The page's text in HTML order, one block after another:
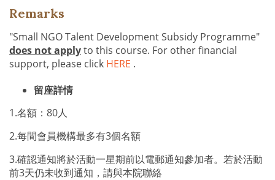
Remarks
"Small NGO Talent Development Subsidy Programme"
does not applyto this course. For other financial
support, please click HERE .
留座詳情
1.名額： 80人
2.每間會員機構最多有3個名額
3.確認通知將於活動一星期前以電郵通知參加者。若於活動
前3天仍未收到通知，請與本院聯絡